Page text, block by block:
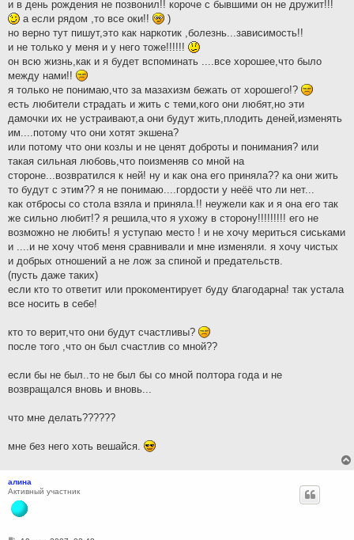
и в день рождения не позвонил!! короче с бывшими он не дружит!!!
а если рядом ,то все оки!!
)
но верно тут пишут,это как наркотик ,болезнь...зависимость!!
и не только у меня и у него тоже!!!!!!
он всю жизнь,как и я будет вспоминать ....все хорошее,что было
между нами!!
я только не понимаю,что за мазахизм бежать от хорошего!?
есть любители страдать и жить с теми,кого они любят,но эти
дамочки их не устраивают,а они будут жить,плодить деней,изменять
им....потому что они хотят экшена?
или потому что они козлы и не ценят доброты и понимания? или
такая сильная любовь,что поизменяв со мной на
стороне...возвратился к ней! ну и как она его приняла?? ка они жить
то будут с этим?? я не понимаю....гордости у неёё что ли нет...
как отбросы со стола взяла и приняла.!! неужели как и я она его так
же сильно любит!? я решила,что я ухожу в сторону!!!!!!!!! его не
возможно не любить! я уступаю место ! и не хочу мериться сиськами
и ....и не хочу чтоб меня сравнивали и мне изменяли. я хочу чистых
и добрых отношений а не лож за спиной и предательств.
(пусть даже таких)
если кто то ответит или прокоментирует буду благодарна! так устала
все носить в себе!
кто то верит,что они будут счастливы?
после того ,что он был счастлив со мной??
если бы не был..то не был бы со мной полтора года и не
возвращался вновь и вновь...
что мне делать??????
мне без него хоть вешайся.
алина
Активный участник